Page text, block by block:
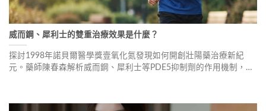
威而鋼、犀利士的雙重治療效果是什麼？
探討1998年諾貝爾醫學獎壹氧化氮發現如何開創壯陽藥治療新紀
元。藥師陳春森解析威而鋼、犀利士等PDE5抑制劑的作用機制，不